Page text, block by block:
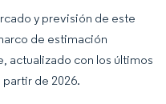
y previsión de este
de estimación
actualizado con los últimos
de 2026.